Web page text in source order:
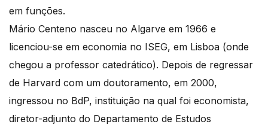
em funções.
Mário Centeno nasceu no Algarve em 1966 e
licenciou-se em economia no ISEG, em Lisboa (onde
chegou a professor catedrático). Depois de regressar
de Harvard com um doutoramento, em 2000,
ingressou no BdP, instituição na qual foi economista,
diretor-adjunto do Departamento de Estudos